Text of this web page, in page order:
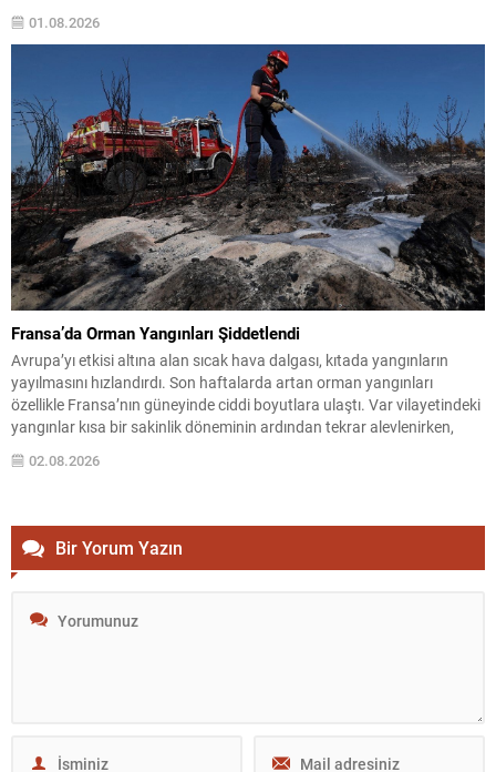
Florida Üniversitesi araştırmacıları, güneş enerjisiyle çalışan robot...
01.08.2026
Fransa’da Orman Yangınları Şiddetlendi
Avrupa’yı etkisi altına alan sıcak hava dalgası, kıtada yangınların
yayılmasını hızlandırdı. Son haftalarda artan orman yangınları
özellikle Fransa’nın güneyinde ciddi boyutlara ulaştı. Var vilayetindeki
yangınlar kısa bir sakinlik döneminin ardından tekrar alevlenirken,
bölgeye hızlı ve yoğun bir müdahale gerçekleştirildi. Havadan ve
karadan yapılan operasyonlarla alevlere karşı mücadele sürüyor.
02.08.2026
Bir Yorum Yazın